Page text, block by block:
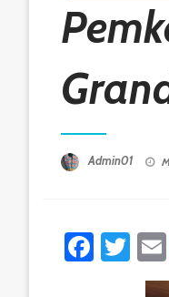
Admin01